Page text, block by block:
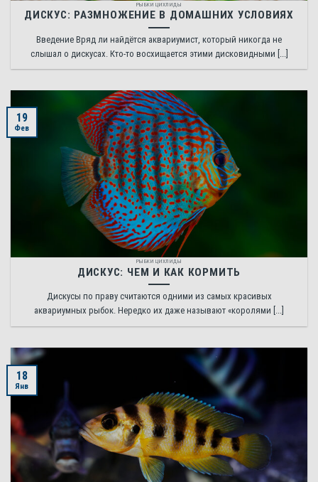
РЫБКИ ЦИХЛИДЫ
ДИСКУС: РАЗМНОЖЕНИЕ В ДОМАШНИХ УСЛОВИЯХ
Введение Вряд ли найдётся аквариумист, который никогда не
слышал о дискусах. Кто-то восхищается этими дисковидными [...]
РЫБКИ ЦИХЛИДЫ
ДИСКУС: ЧЕМ И КАК КОРМИТЬ
Дискусы по праву считаются одними из самых красивых
аквариумных рыбок. Нередко их даже называют «королями [...]
19
Фев
18
Янв